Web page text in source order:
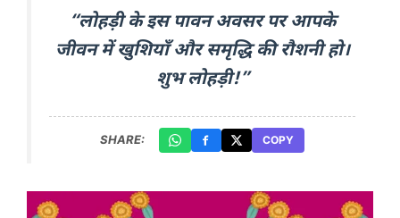
“लोहड़ी के इस पावन अवसर पर आपके
जीवन में खुशियाँ और समृद्धि की रौशनी हो।
शुभ लोहड़ी!”
SHARE: COPY